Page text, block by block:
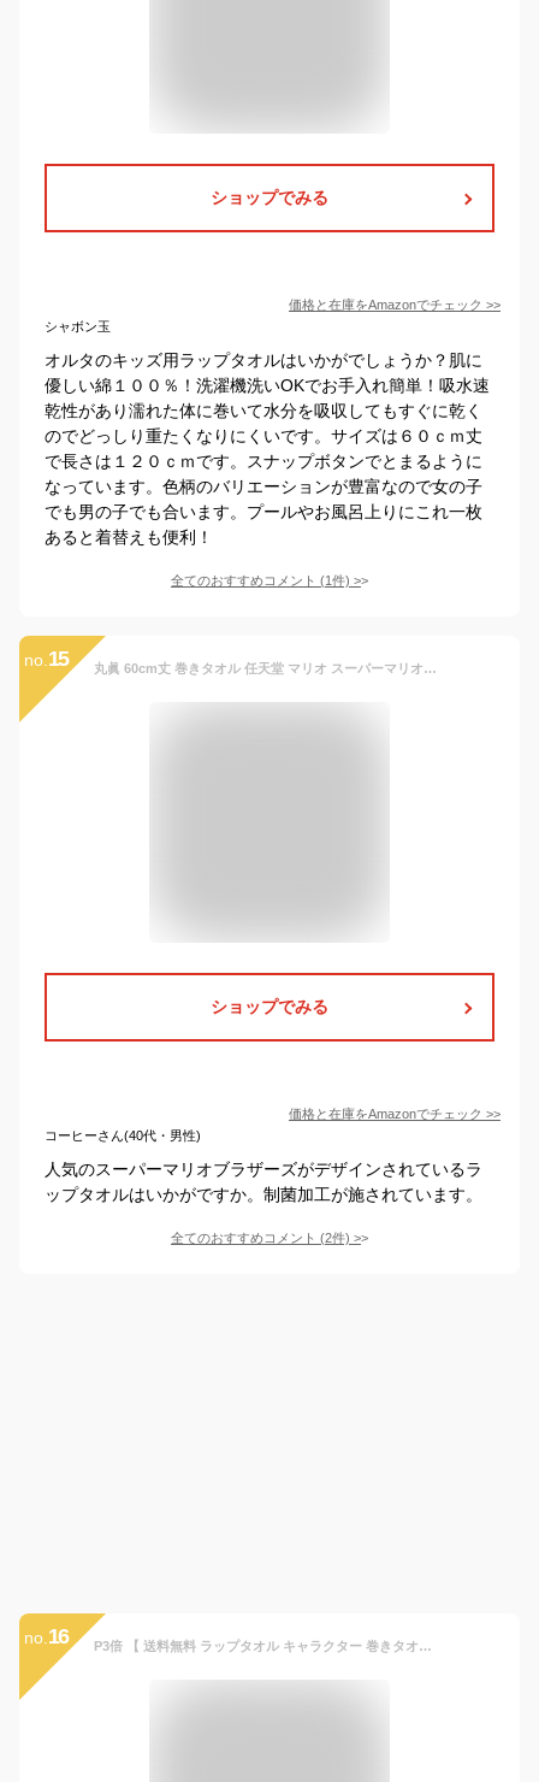
ショップでみる
価格と在庫をAmazonでチェック >>
シャボン玉
オルタのキッズ用ラップタオルはいかがでしょうか？肌に
優しい綿１００％！洗濯機洗いOKでお手入れ簡単！吸水速
乾性があり濡れた体に巻いて水分を吸収してもすぐに乾く
のでどっしり重たくなりにくいです。サイズは６０ｃｍ丈
で長さは１２０ｃｍです。スナップボタンでとまるように
なっています。色柄のバリエーションが豊富なので女の子
でも男の子でも合います。プールやお風呂上りにこれ一枚
あると着替えも便利！
全てのおすすめコメント (1件) >
no. 15 丸眞 60cm丈 巻きタオル 任天堂 マリオ スーパーマリオブラザーズ フレッシュメンバーズ 制菌加工 紫外線遮蔽加工 男の子 女の子 4525003700
ショップでみる
価格と在庫をAmazonでチェック >>
コーヒーさん(40代・男性)
人気のスーパーマリオブラザーズがデザインされているラ
ップタオルはいかがですか。制菌加工が施されています。
全てのおすすめコメント (2件) >
no. 16 P3倍 【 送料無料 ラップタオル キャラクター 巻きタオル マキタオル 】 ポケモン ちいかわ プー すみっコぐらし サンリオ トトロ ジジ マイメロ クロミ しまじろう キッズ プール お風呂 50cm丈 60cm丈 80cm丈 キャラ 女児 男児 小学生 幼児 小学校